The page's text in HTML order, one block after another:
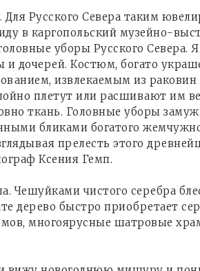
Русского Севера таким
в каргопольский музейно-
уборы Русского Севера.
и дочерей. Костюм, богато
извлекаемым из
плетут или расшивают им
ткань. Головные уборы
бликами богатого
прелесть этого
Ксения Гемп.
чистого серебра
быстро приобретает
многоярусные шатровые